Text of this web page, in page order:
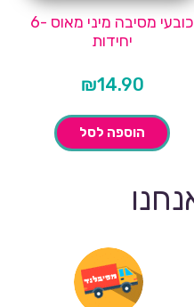
כובעי מסיבה מיני מאוס -6
יחידות
₪14.90
הוספה לסל